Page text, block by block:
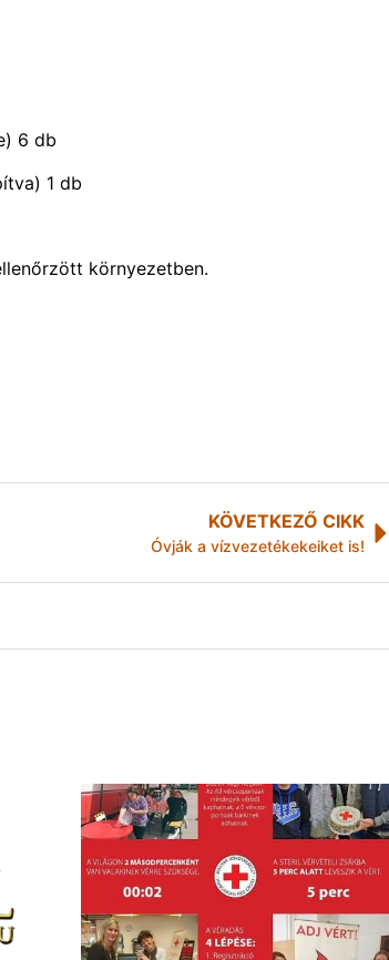
6 db
1 db
környezetben.
KÖVETKEZŐ CIKK
Óvják a vízvezetékekeiket is!